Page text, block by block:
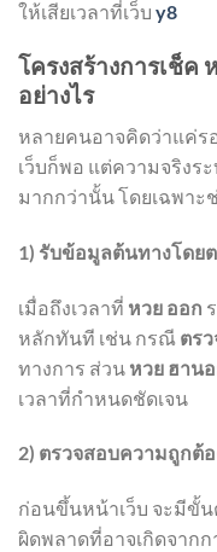
ให้เสียเวลาที่เว็บ y8
โครงสร้างการเช็ค
อย่างไร
หลายคนอาจคิดว่าแค่ร
เว็บก็พอ แต่ความจริง
มากกว่านั้น โดยเฉพา
1) รับข้อมูลต้นทางโดย
เมื่อถึงเวลาที่ หวย ออก
หลักทันที เช่น กรณี ตร
ทางการ ส่วน หวย ฮาน
เวลาที่กำหนดชัดเจน
2) ตรวจสอบความถูกต้
ก่อนขึ้นหน้าเว็บ จะมีขั้
ผิดพลาดที่อาจเกิดจาก